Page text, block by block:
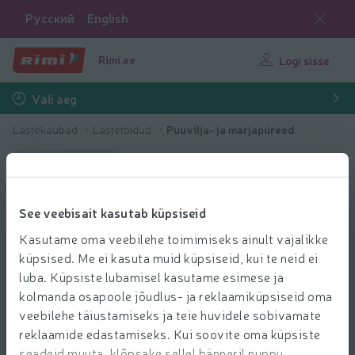
See veebisait kasutab küpsiseid
Kasutame oma veebilehe toimimiseks ainult vajalikke
küpsised. Me ei kasuta muid küpsiseid, kui te neid ei
luba. Küpsiste lubamisel kasutame esimese ja
kolmanda osapoole jõudlus- ja reklaamiküpsiseid oma
veebilehe täiustamiseks ja teie huvidele sobivamate
reklaamide edastamiseks. Kui soovite oma küpsiste
Русский English
Rimi.ee Logi sisse
Vali aeg
Lastekaubad Lastetoidud Puuvilja- ja marjapüreed